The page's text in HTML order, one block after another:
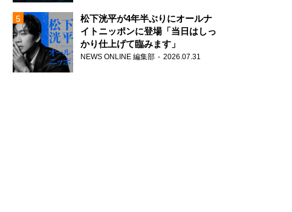
松下洸平が4年半ぶりにオールナ
イトニッポンに登場「当日はしっ
かり仕上げて臨みます」
NEWS ONLINE 編集部 2026.07.31